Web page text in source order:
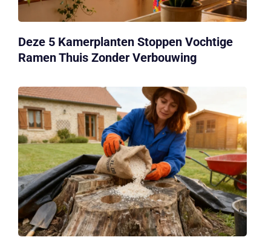
Deze 5 Kamerplanten Stoppen Vochtige
Ramen Thuis Zonder Verbouwing